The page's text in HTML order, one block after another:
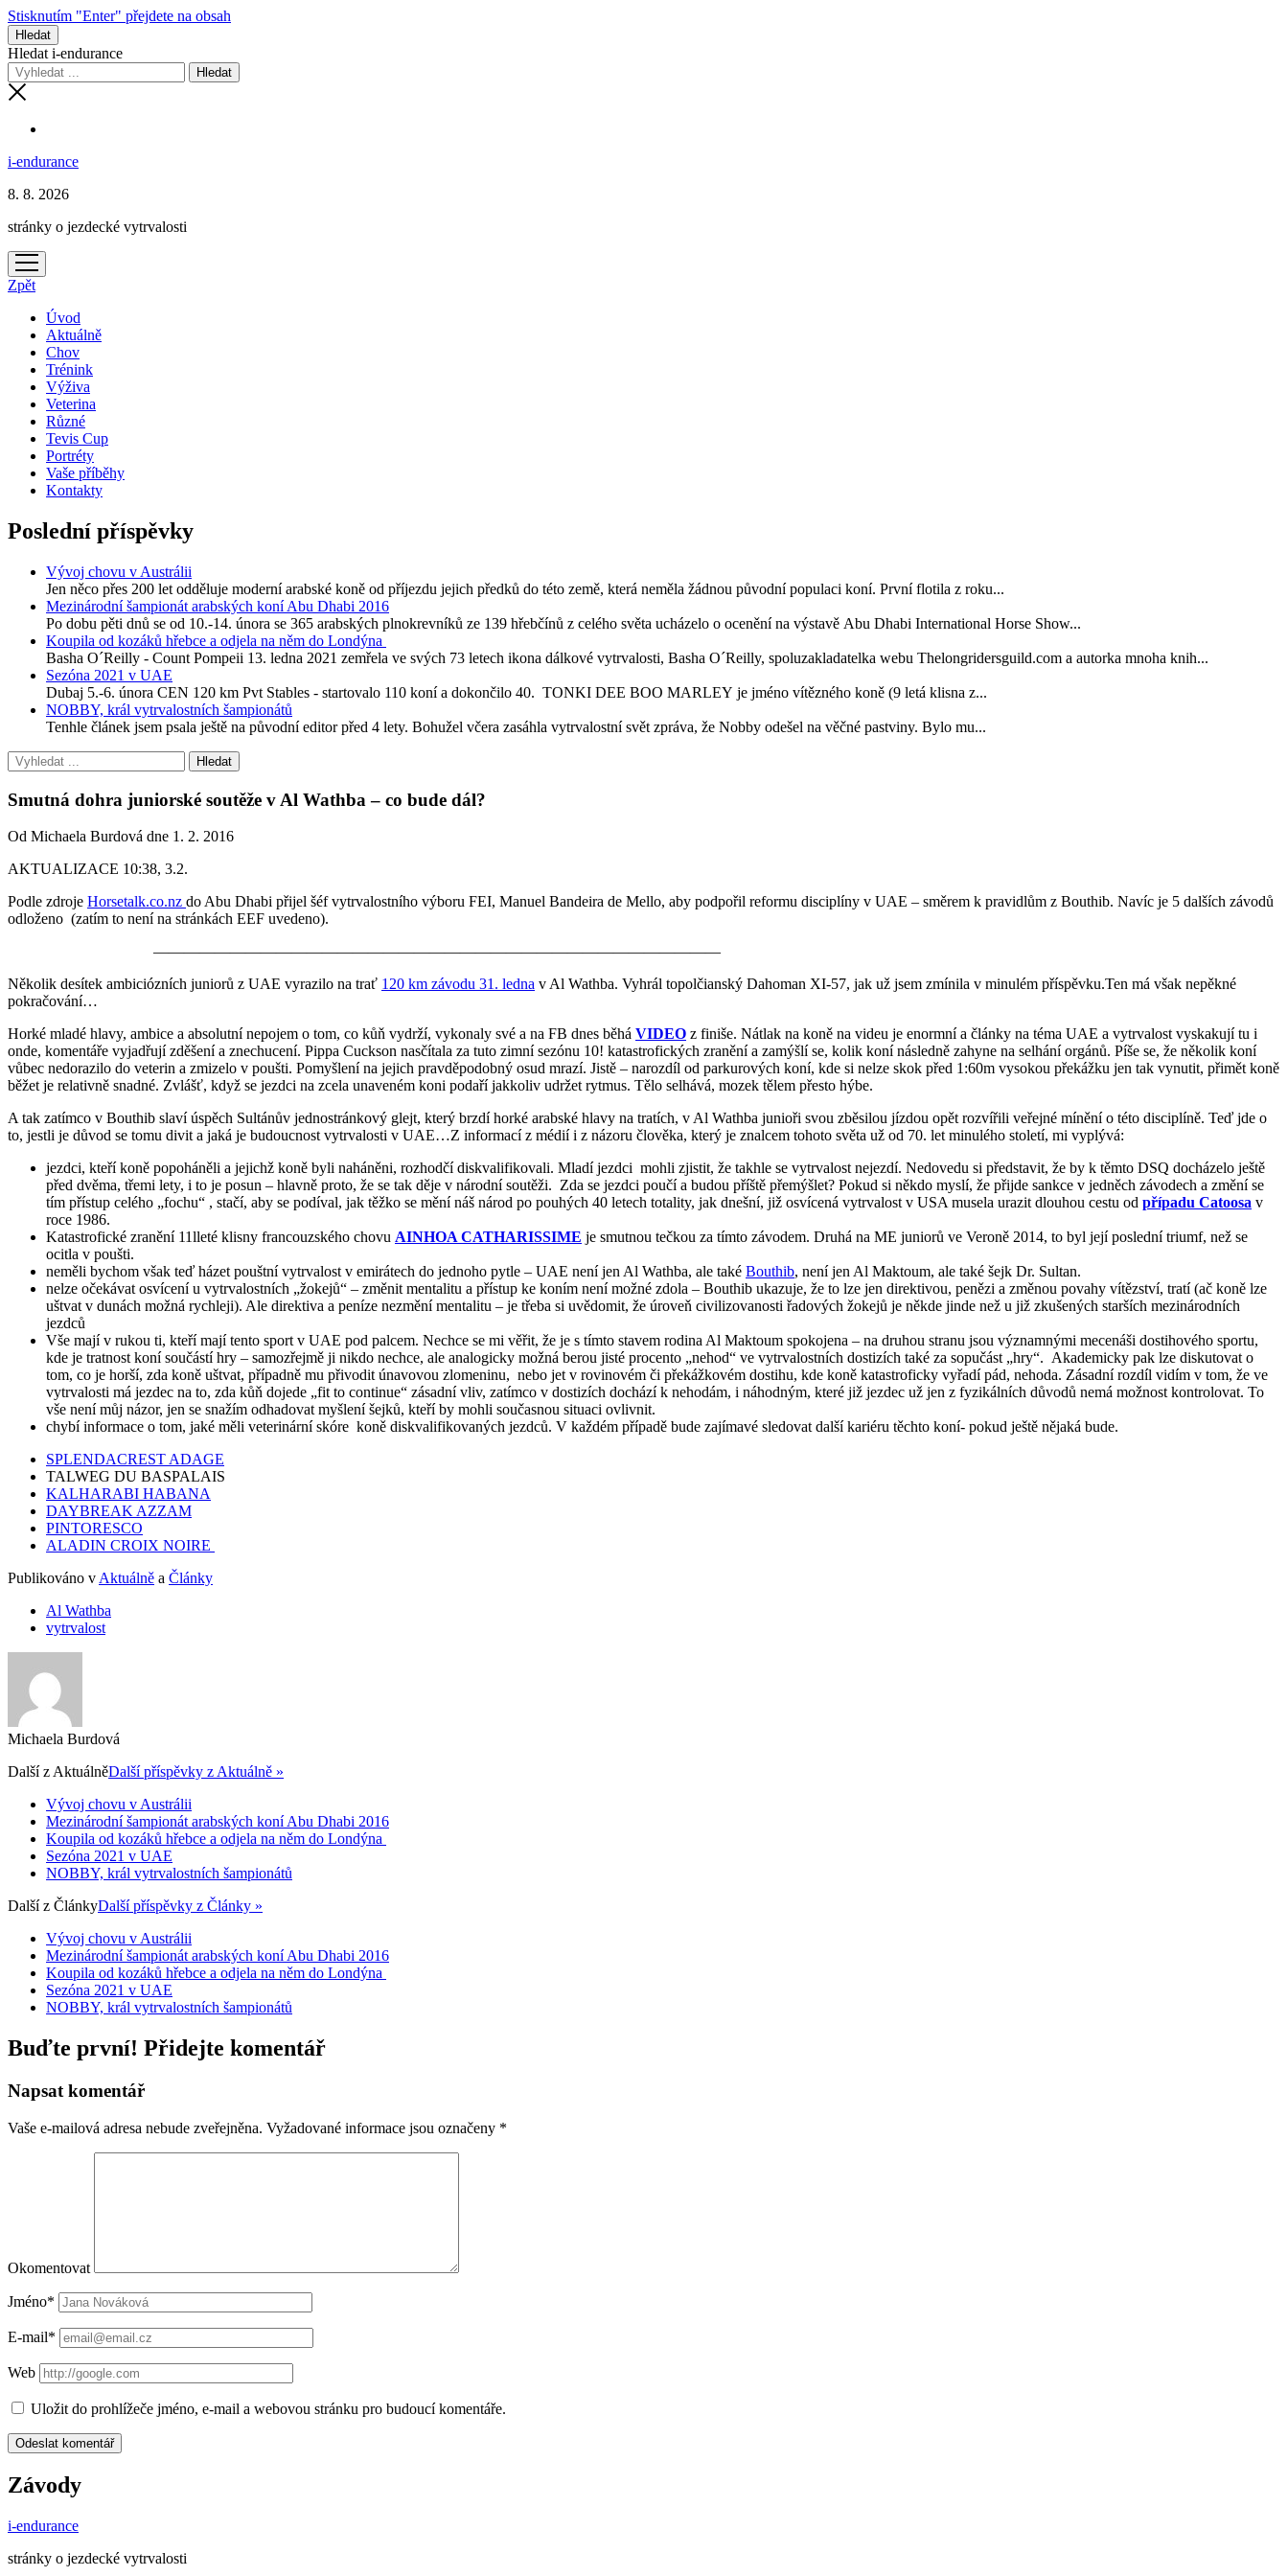
Stisknutím "Enter" přejdete na obsah
Hledat
Hledat i-endurance
i-endurance
8. 8. 2026
stránky o jezdecké vytrvalosti
otevřít
menu
Zpět
Úvod
Aktuálně
Chov
Trénink
Výživa
Veterina
Různé
Tevis Cup
Portréty
Vaše příběhy
Kontakty
Poslední příspěvky
Vývoj chovu v Austrálii
Jen něco přes 200 let odděluje moderní arabské koně od příjezdu jejich předků do této země, která neměla žádnou původní populaci koní. První flotila z roku...
Mezinárodní šampionát arabských koní Abu Dhabi 2016
Po dobu pěti dnů se od 10.-14. února se 365 arabských plnokrevníků ze 139 hřebčínů z celého světa ucházelo o ocenění na výstavě Abu Dhabi International Horse Show...
Koupila od kozáků hřebce a odjela na něm do Londýna
Basha O´Reilly - Count Pompeii 13. ledna 2021 zemřela ve svých 73 letech ikona dálkové vytrvalosti, Basha O´Reilly, spoluzakladatelka webu Thelongridersguild.com a autorka mnoha knih...
Sezóna 2021 v UAE
Dubaj 5.-6. února CEN 120 km Pvt Stables - startovalo 110 koní a dokončilo 40. TONKI DEE BOO MARLEY je jméno vítězného koně (9 letá klisna z...
NOBBY, král vytrvalostních šampionátů
Tenhle článek jsem psala ještě na původní editor před 4 lety. Bohužel včera zasáhla vytrvalostní svět zpráva, že Nobby odešel na věčné pastviny. Bylo mu...
Smutná dohra juniorské soutěže v Al Wathba – co bude dál?
Od Michaela Burdová dne 1. 2. 2016
AKTUALIZACE 10:38, 3.2.
Podle zdroje Horsetalk.co.nz do Abu Dhabi přijel šéf vytrvalostního výboru FEI, Manuel Bandeira de Mello, aby podpořil reformu disciplíny v UAE – směrem k pravidlům z Bouthib. Navíc je 5 dalších závodů
odloženo (zatím to není na stránkách EEF uvedeno).
—————————————————————————————————————
Několik desítek ambiciózních juniorů z UAE vyrazilo na trať 120 km závodu 31. ledna v Al Wathba. Vyhrál topolčianský Dahoman XI-57, jak už jsem zmínila v minulém příspěvku.Ten má však nepěkné
pokračování…
Horké mladé hlavy, ambice a absolutní nepojem o tom, co kůň vydrží, vykonaly své a na FB dnes běhá VIDEO z finiše. Nátlak na koně na videu je enormní a články na téma UAE a vytrvalost vyskakují tu i
onde, komentáře vyjadřují zděšení a znechucení. Pippa Cuckson nasčítala za tuto zimní sezónu 10! katastrofických zranění a zamýšlí se, kolik koní následně zahyne na selhání orgánů. Píše se, že několik koní
vůbec nedorazilo do veterin a zmizelo v poušti. Pomyšlení na jejich pravděpodobný osud mrazí. Jistě – narozdíl od parkurových koní, kde si nelze skok před 1:60m vysokou překážku jen tak vynutit, přimět koně
běžet je relativně snadné. Zvlášť, když se jezdci na zcela unaveném koni podaří jakkoliv udržet rytmus. Tělo selhává, mozek tělem přesto hýbe.
A tak zatímco v Bouthib slaví úspěch Sultánův jednostránkový glejt, který brzdí horké arabské hlavy na tratích, v Al Wathba junioři svou zběsilou jízdou opět rozvířili veřejné mínění o této disciplíně. Teď jde o
to, jestli je důvod se tomu divit a jaká je budoucnost vytrvalosti v UAE…Z informací z médií i z názoru člověka, který je znalcem tohoto světa už od 70. let minulého století, mi vyplývá:
jezdci, kteří koně popoháněli a jejichž koně byli naháněni, rozhodčí diskvalifikovali. Mladí jezdci mohli zjistit, že takhle se vytrvalost nejezdí. Nedovedu si představit, že by k těmto DSQ docházelo ještě
před dvěma, třemi lety, i to je posun – hlavně proto, že se tak děje v národní soutěži. Zda se jezdci poučí a budou příště přemýšlet? Pokud si někdo myslí, že přijde sankce v jedněch závodech a změní se
tím přístup celého „fochu“ , stačí, aby se podíval, jak těžko se mění náš národ po pouhých 40 letech totality, jak dnešní, již osvícená vytrvalost v USA musela urazit dlouhou cestu od případu Catoosa v
roce 1986.
Katastrofické zranění 11lleté klisny francouzského chovu AINHOA CATHARISSIME je smutnou tečkou za tímto závodem. Druhá na ME juniorů ve Veroně 2014, to byl její poslední triumf, než se
ocitla v poušti.
neměli bychom však teď házet pouštní vytrvalost v emirátech do jednoho pytle – UAE není jen Al Wathba, ale také Bouthib, není jen Al Maktoum, ale také šejk Dr. Sultan.
nelze očekávat osvícení u vytrvalostních „žokejů“ – změnit mentalitu a přístup ke koním není možné zdola – Bouthib ukazuje, že to lze jen direktivou, penězi a změnou povahy vítězství, tratí (ač koně lze
uštvat v dunách možná rychleji). Ale direktiva a peníze nezmění mentalitu – je třeba si uvědomit, že úroveň civilizovanosti řadových žokejů je někde jinde než u již zkušených starších mezinárodních
jezdců
Vše mají v rukou ti, kteří mají tento sport v UAE pod palcem. Nechce se mi věřit, že je s tímto stavem rodina Al Maktoum spokojena – na druhou stranu jsou významnými mecenáši dostihového sportu,
kde je tratnost koní součástí hry – samozřejmě ji nikdo nechce, ale analogicky možná berou jisté procento „nehod“ ve vytrvalostních dostizích také za sopučást „hry“. Akademicky pak lze diskutovat o
tom, co je horší, zda koně uštvat, případně mu přivodit únavovou zlomeninu, nebo jet v rovinovém či překážkovém dostihu, kde koně katastroficky vyřadí pád, nehoda. Zásadní rozdíl vidím v tom, že ve
vytrvalosti má jezdec na to, zda kůň dojede „fit to continue“ zásadní vliv, zatímco v dostizích dochází k nehodám, i náhodným, které již jezdec už jen z fyzikálních důvodů nemá možnost kontrolovat. To
vše není můj názor, jen se snažím odhadovat myšlení šejků, kteří by mohli současnou situaci ovlivnit.
chybí informace o tom, jaké měli veterinární skóre koně diskvalifikovaných jezdců. V každém případě bude zajímavé sledovat další kariéru těchto koní- pokud ještě nějaká bude.
SPLENDACREST ADAGE
TALWEG DU BASPALAIS
KALHARABI HABANA
DAYBREAK AZZAM
PINTORESCO
ALADIN CROIX NOIRE
Publikováno v Aktuálně a Články
Al Wathba
vytrvalost
Michaela Burdová
Další z AktuálněDalší příspěvky z Aktuálně »
Vývoj chovu v Austrálii
Mezinárodní šampionát arabských koní Abu Dhabi 2016
Koupila od kozáků hřebce a odjela na něm do Londýna
Sezóna 2021 v UAE
NOBBY, král vytrvalostních šampionátů
Další z ČlánkyDalší příspěvky z Články »
Vývoj chovu v Austrálii
Mezinárodní šampionát arabských koní Abu Dhabi 2016
Koupila od kozáků hřebce a odjela na něm do Londýna
Sezóna 2021 v UAE
NOBBY, král vytrvalostních šampionátů
Buďte první! Přidejte komentář
Napsat komentář
Vaše e-mailová adresa nebude zveřejněna. Vyžadované informace jsou označeny *
Okomentovat
Jméno*
E-mail*
Web
Uložit do prohlížeče jméno, e-mail a webovou stránku pro budoucí komentáře.
Závody
i-endurance
stránky o jezdecké vytrvalosti